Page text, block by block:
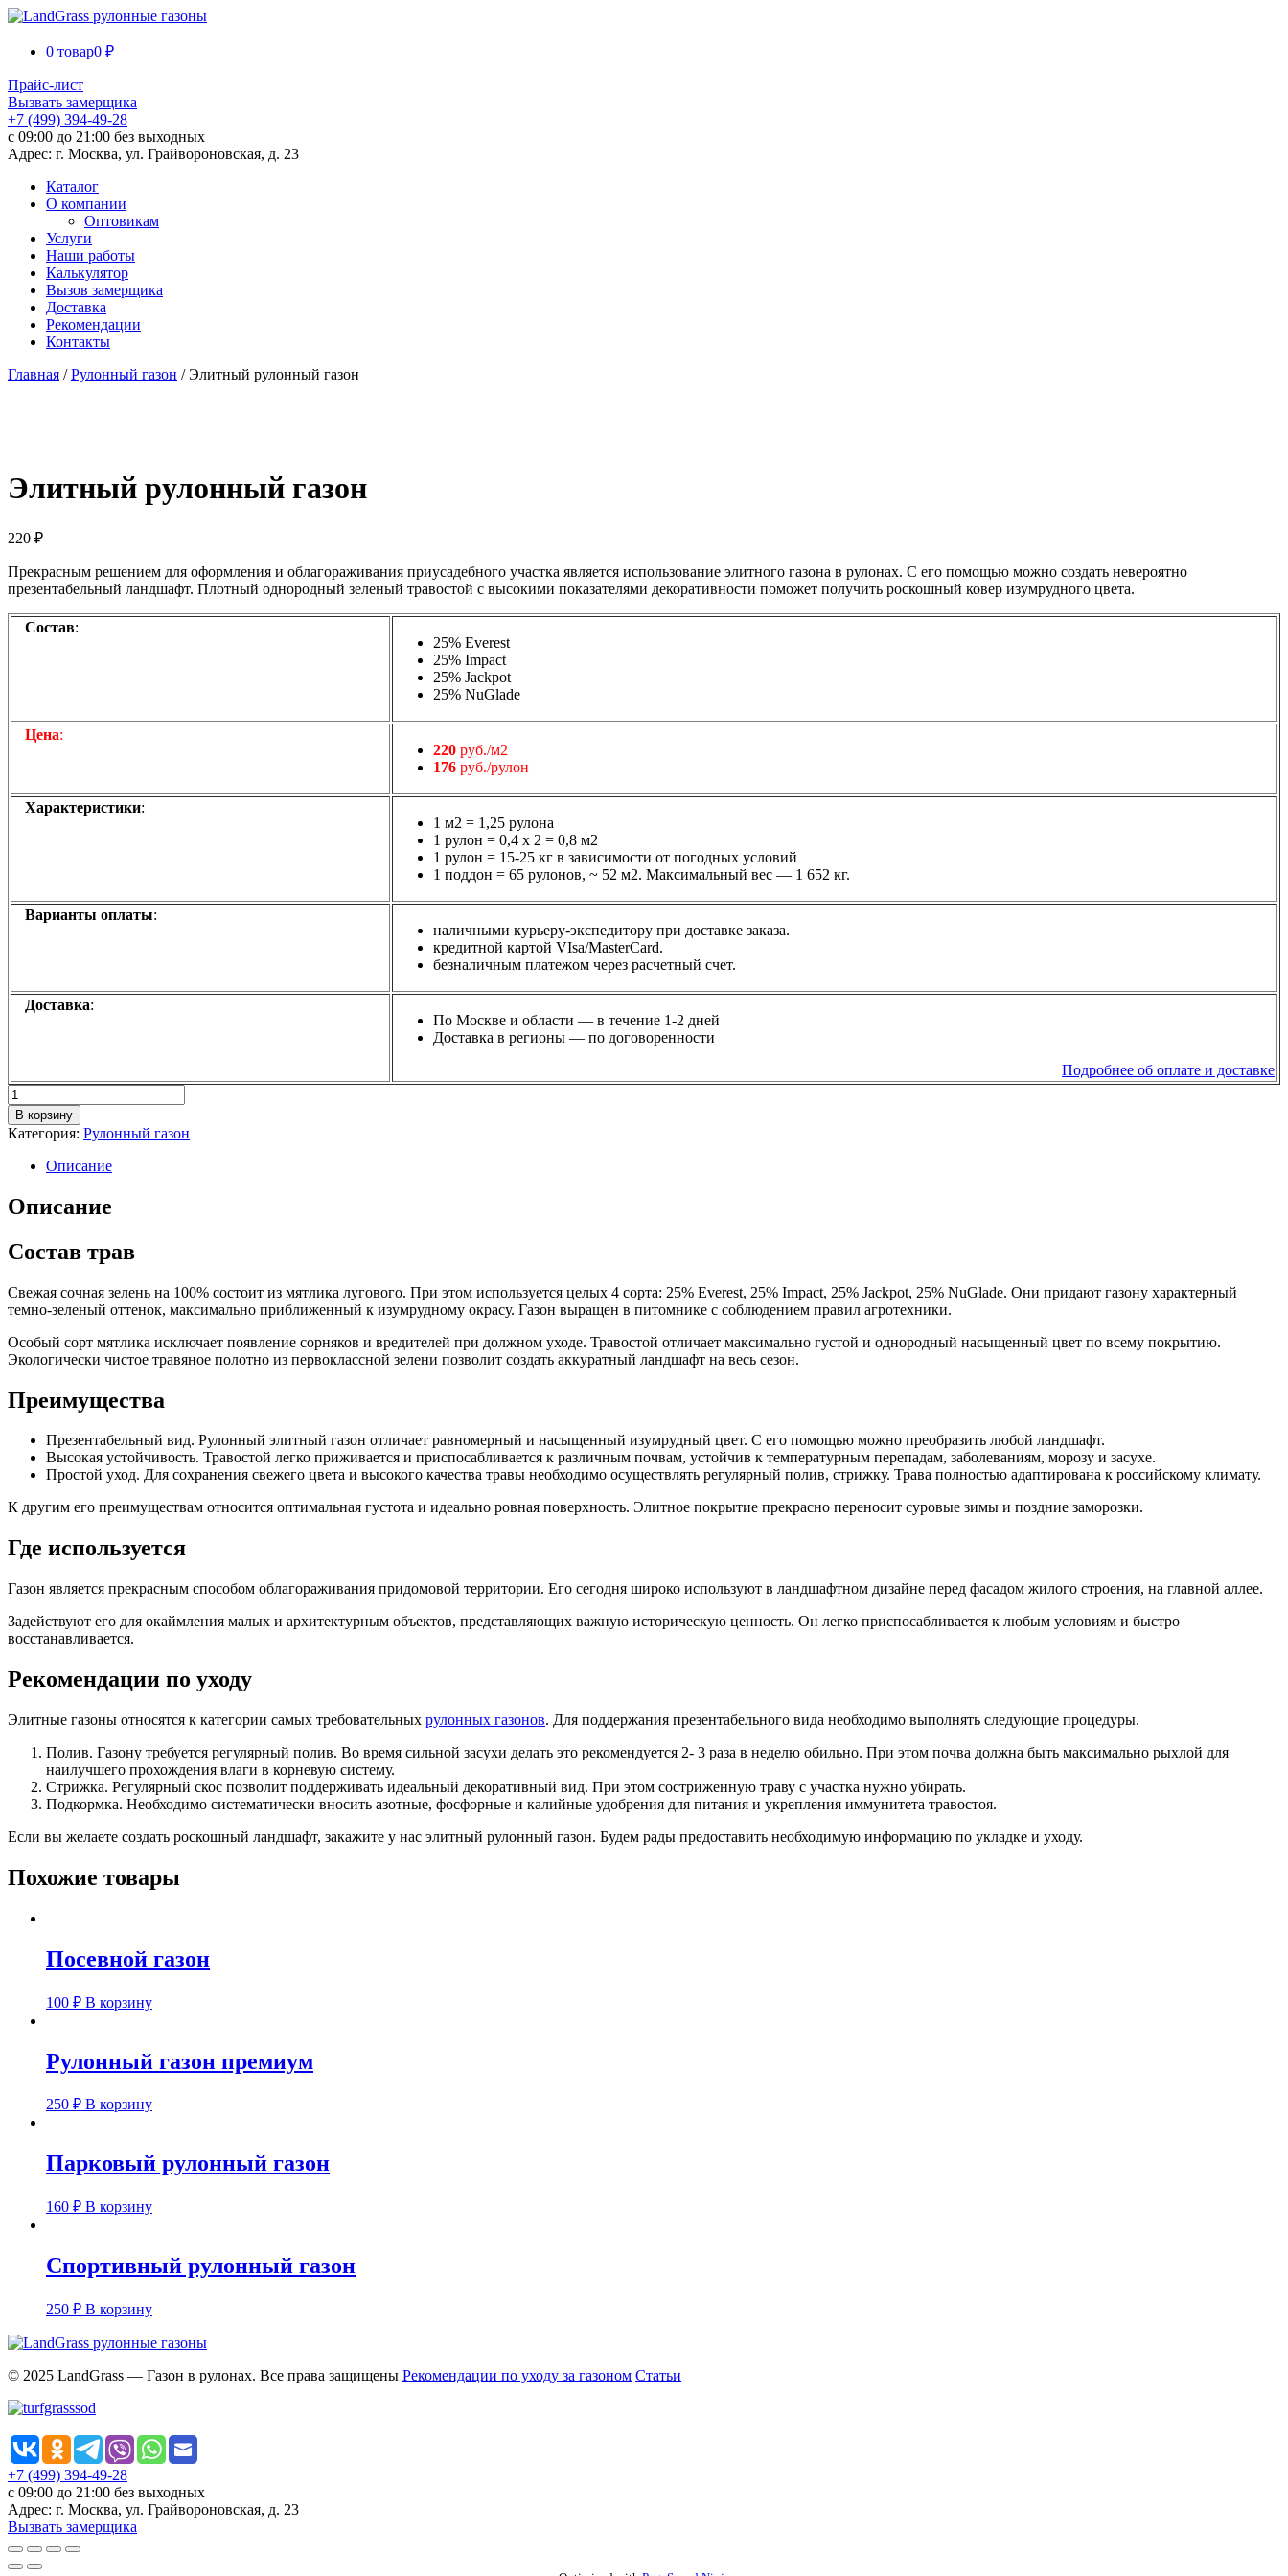
0 товар0 ₽
Прайс-лист
Вызвать замерщика
+7 (499) 394-49-28
с 09:00 до 21:00 без выходных
Адрес: г. Москва, ул. Грайвороновская, д. 23
Каталог
О компании
Оптовикам
Услуги
Наши работы
Калькулятор
Вызов замерщика
Доставка
Рекомендации
Контакты
Главная /Рулонный газон / Элитный рулонный газон
Элитный рулонный газон
220 ₽
Прекрасным решением для оформления и облагораживания приусадебного участка является использование элитного газона в рулонах. С его помощью можно создать невероятно
презентабельный ландшафт. Плотный однородный зеленый травостой с высокими показателями декоративности поможет получить роскошный ковер изумрудного цвета.
Состав:
25% Everest
25% Impact
25% Jackpot
25% NuGlade
Цена:
220 руб./м2
176 руб./рулон
Характеристики:
1 м2 = 1,25 рулона
1 рулон = 0,4 х 2 = 0,8 м2
1 рулон = 15-25 кг в зависимости от погодных условий
1 поддон = 65 рулонов, ~ 52 м2. Максимальный вес — 1 652 кг.
Варианты оплаты:
наличными курьеру-экспедитору при доставке заказа.
кредитной картой VIsa/MasterСard.
безналичным платежом через расчетный счет.
Доставка:
По Москве и области — в течение 1-2 дней
Доставка в регионы — по договоренности
Подробнее об оплате и доставке
Количество
товара
Элитный
рулонный
газон
В корзину
Категория: Рулонный газон
Описание
Описание
Состав трав
Свежая сочная зелень на 100% состоит из мятлика лугового. При этом используется целых 4 сорта: 25% Everest, 25% Impact, 25% Jackpot, 25% NuGlade. Они придают газону характерный
темно-зеленый оттенок, максимально приближенный к изумрудному окрасу. Газон выращен в питомнике с соблюдением правил агротехники.
Особый сорт мятлика исключает появление сорняков и вредителей при должном уходе. Травостой отличает максимально густой и однородный насыщенный цвет по всему покрытию.
Экологически чистое травяное полотно из первоклассной зелени позволит создать аккуратный ландшафт на весь сезон.
Преимущества
Презентабельный вид. Рулонный элитный газон отличает равномерный и насыщенный изумрудный цвет. С его помощью можно преобразить любой ландшафт.
Высокая устойчивость. Травостой легко приживается и приспосабливается к различным почвам, устойчив к температурным перепадам, заболеваниям, морозу и засухе.
Простой уход. Для сохранения свежего цвета и высокого качества травы необходимо осуществлять регулярный полив, стрижку. Трава полностью адаптирована к российскому климату.
К другим его преимуществам относится оптимальная густота и идеально ровная поверхность. Элитное покрытие прекрасно переносит суровые зимы и поздние заморозки.
Где используется
Газон является прекрасным способом облагораживания придомовой территории. Его сегодня широко используют в ландшафтном дизайне перед фасадом жилого строения, на главной аллее.
Задействуют его для окаймления малых и архитектурным объектов, представляющих важную историческую ценность. Он легко приспосабливается к любым условиям и быстро
восстанавливается.
Рекомендации по уходу
Элитные газоны относятся к категории самых требовательных рулонных газонов. Для поддержания презентабельного вида необходимо выполнять следующие процедуры.
Полив. Газону требуется регулярный полив. Во время сильной засухи делать это рекомендуется 2- 3 раза в неделю обильно. При этом почва должна быть максимально рыхлой для
наилучшего прохождения влаги в корневую систему.
Стрижка. Регулярный скос позволит поддерживать идеальный декоративный вид. При этом состриженную траву с участка нужно убирать.
Подкормка. Необходимо систематически вносить азотные, фосфорные и калийные удобрения для питания и укрепления иммунитета травостоя.
Если вы желаете создать роскошный ландшафт, закажите у нас элитный рулонный газон. Будем рады предоставить необходимую информацию по укладке и уходу.
Похожие товары
Посевной газон
100 ₽ В корзину
Рулонный газон премиум
250 ₽ В корзину
Парковый рулонный газон
160 ₽ В корзину
Спортивный рулонный газон
250 ₽ В корзину
© 2025 LandGrass — Газон в рулонах. Все права защищены Рекомендации по уходу за газоном Статьи
+7 (499) 394-49-28
с 09:00 до 21:00 без выходных
Адрес: г. Москва, ул. Грайвороновская, д. 23
Вызвать замерщика
Прокрутка
вверх